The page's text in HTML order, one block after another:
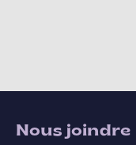
Nous joindre